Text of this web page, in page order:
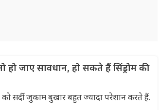
जाए सावधान, हो सकते हैं सिंड्रोम की
सर्दी जुकाम बुखार बहुत ज्यादा परेशान करते हैं.